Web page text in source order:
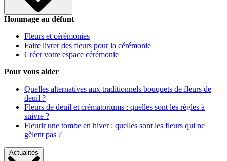
Hommage au défunt
Fleurs et cérémonies
Faire livrer des fleurs pour la cérémonie
Créer votre espace cérémonie
Pour vous aider
Quelles alternatives aux traditionnels bouquets de fleurs de
deuil ?
Fleurs de deuil et crématoriums : quelles sont les règles à
suivre ?
Fleurir une tombe en hiver : quelles sont les fleurs qui ne
gèlent pas ?
Actualités